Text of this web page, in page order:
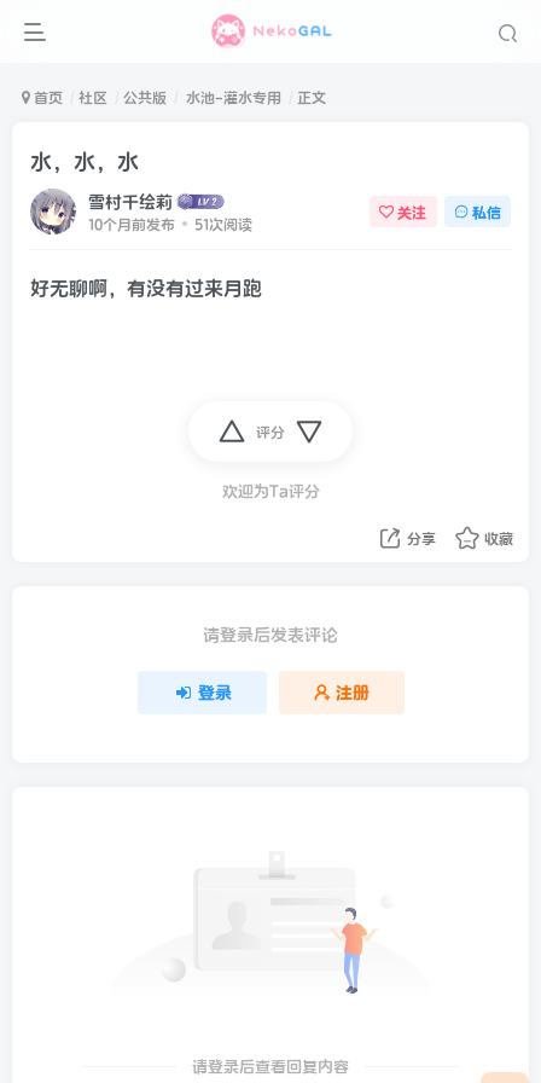
首页 社区 公共版 水池-灌水专用 正文
水，水，水
雪村千绘莉
10个月前发布 51次阅读
关注 私信
好无聊啊，有没有过来月跑
评分
欢迎为Ta评分
分享 收藏
请登录后发表评论
登录 注册
请登录后查看回复内容